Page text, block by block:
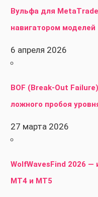
Вульфа для
навигатором моделей
6 апреля 2026
BOF (Break-Out
ложного пробоя
27 марта 2026
WolfWavesFind 2026
MT4 и MT5